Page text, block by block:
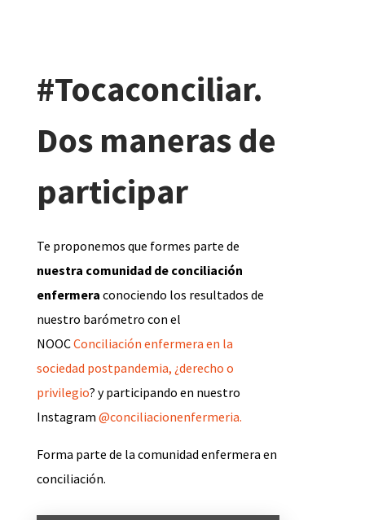
#Tocaconciliar.
Dos maneras de
participar
Te proponemos que formes parte de
nuestra comunidad de conciliación
enfermera conociendo los resultados de
nuestro barómetro con el
NOOCConciliación enfermera en la
sociedad postpandemia, ¿derecho o
privilegio? y participando en nuestro
Instagram @conciliacionenfermeria.
Forma parte de la comunidad enfermera en
conciliación.